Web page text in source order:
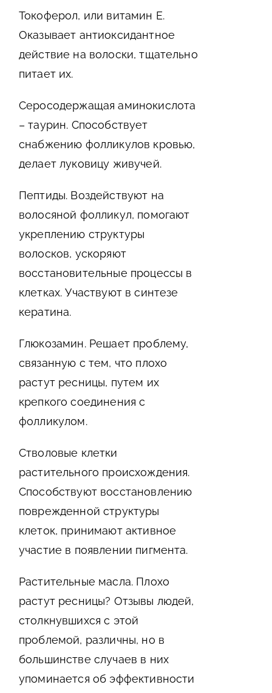
Токоферол, или витамин Е.
Оказывает антиоксидантное
действие на волоски, тщательно
питает их.
Серосодержащая аминокислота
– таурин. Способствует
снабжению фолликулов кровью,
делает луковицу живучей.
Пептиды. Воздействуют на
волосяной фолликул, помогают
укреплению структуры
волосков, ускоряют
восстановительные процессы в
клетках. Участвуют в синтезе
кератина.
Глюкозамин. Решает проблему,
связанную с тем, что плохо
растут ресницы, путем их
крепкого соединения с
фолликулом.
Стволовые клетки
растительного происхождения.
Способствуют восстановлению
поврежденной структуры
клеток, принимают активное
участие в появлении пигмента.
Растительные масла. Плохо
растут ресницы? Отзывы людей,
столкнувшихся с этой
проблемой, различны, но в
большинстве случаев в них
упоминается об эффективности